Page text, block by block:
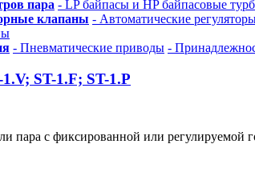
пара - LP байпасы и HP байпасовые
клапаны - Автоматические
- Пневматические приводы -
1.V; ST-1.F; ST-1.P
пара с фиксированной или регулируемой